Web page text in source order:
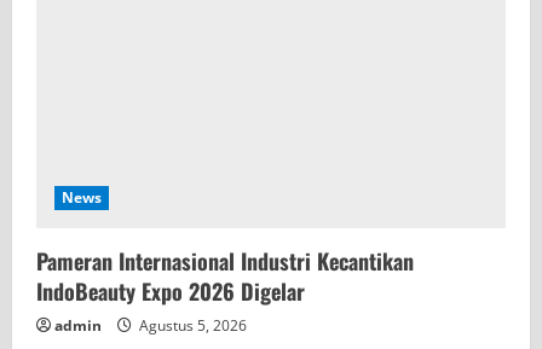
News
Pameran Internasional Industri Kecantikan
IndoBeauty Expo 2026 Digelar
admin Agustus 5, 2026